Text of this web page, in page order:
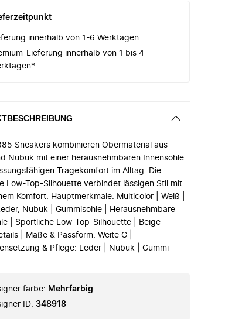
innerhalb von 1-6 Werktagen
Lieferung innerhalb von 1 bis 4
Sneakers kombinieren Obermaterial aus
Nubuk mit einer herausnehmbaren Innensohle
Tragekomfort im Alltag. Die
Low-Top-Silhouette verbindet lässigen Stil mit
Komfort. Hauptmerkmale: Multicolor | Weiß |
Nubuk | Gummisohle | Herausnehmbare
| Sportliche Low-Top-Silhouette | Beige
| Maße & Passform: Weite G |
& Pflege: Leder | Nubuk | Gummi
farbe: Mehrfarbig
ID: 348918